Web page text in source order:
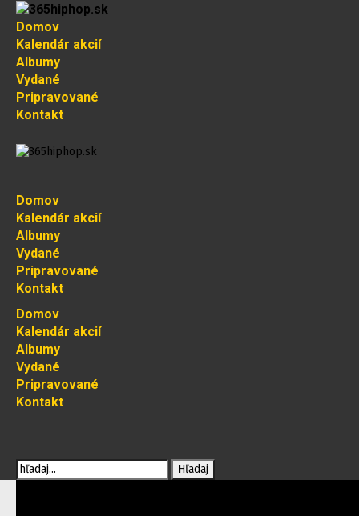
Domov
Kalendár akcií
Albumy
Vydané
Pripravované
Kontakt
Domov
Kalendár akcií
Albumy
Vydané
Pripravované
Kontakt
Domov
Kalendár akcií
Albumy
Vydané
Pripravované
Kontakt